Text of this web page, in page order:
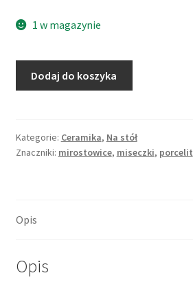
1 w magazynie
Miseczka
wybarwieniu,
fason
Dodaj do koszyka
Kategorie: Ceramika, Na stół
Znaczniki: mirostowice, miseczki, porcelit
Opis
Opis